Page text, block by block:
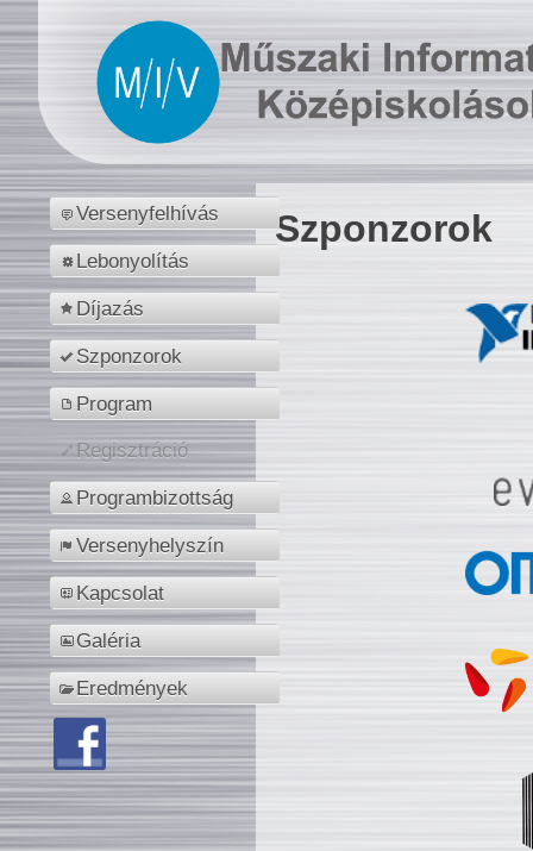
Versenyfelhívás
Lebonyolítás
Díjazás
Szponzorok
Program
Regisztráció
Programbizottság
Versenyhelyszín
Kapcsolat
Galéria
Eredmények
Szponzorok